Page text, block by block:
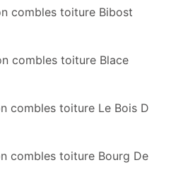
combles toiture Bibost
combles toiture Blace
combles toiture Le Bois D
combles toiture Bourg De